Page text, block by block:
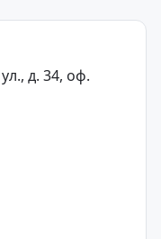
д. 34, оф.